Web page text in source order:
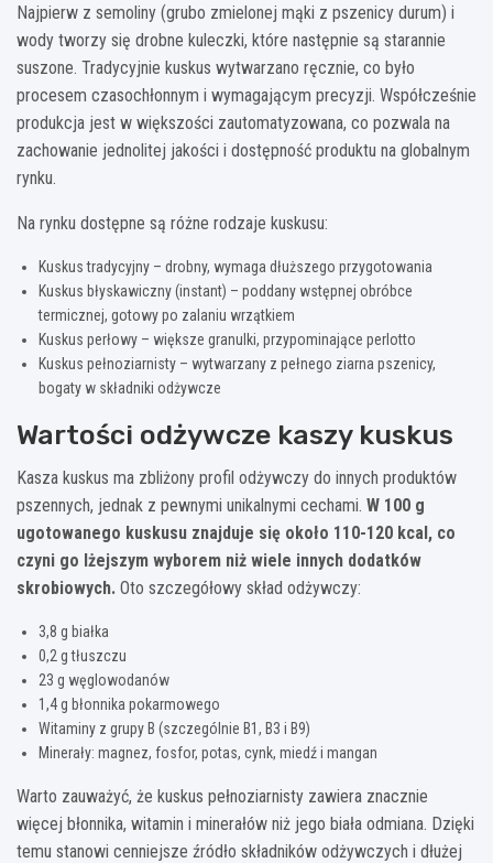
Najpierw z semoliny (grubo zmielonej mąki z pszenicy durum) i
wody tworzy się drobne kuleczki, które następnie są starannie
suszone. Tradycyjnie kuskus wytwarzano ręcznie, co było
procesem czasochłonnym i wymagającym precyzji. Współcześnie
produkcja jest w większości zautomatyzowana, co pozwala na
zachowanie jednolitej jakości i dostępność produktu na globalnym
rynku.
Na rynku dostępne są różne rodzaje kuskusu:
Kuskus tradycyjny – drobny, wymaga dłuższego przygotowania
Kuskus błyskawiczny (instant) – poddany wstępnej obróbce
termicznej, gotowy po zalaniu wrzątkiem
Kuskus perłowy – większe granulki, przypominające perlotto
Kuskus pełnoziarnisty – wytwarzany z pełnego ziarna pszenicy,
bogaty w składniki odżywcze
Wartości odżywcze kaszy kuskus
Kasza kuskus ma zbliżony profil odżywczy do innych produktów
pszennych, jednak z pewnymi unikalnymi cechami. W 100 g
ugotowanego kuskusu znajduje się około 110-120 kcal, co
czyni go lżejszym wyborem niż wiele innych dodatków
skrobiowych. Oto szczegółowy skład odżywczy:
3,8 g białka
0,2 g tłuszczu
23 g węglowodanów
1,4 g błonnika pokarmowego
Witaminy z grupy B (szczególnie B1, B3 i B9)
Minerały: magnez, fosfor, potas, cynk, miedź i mangan
Warto zauważyć, że kuskus pełnoziarnisty zawiera znacznie
więcej błonnika, witamin i minerałów niż jego biała odmiana. Dzięki
temu stanowi cenniejsze źródło składników odżywczych i dłużej